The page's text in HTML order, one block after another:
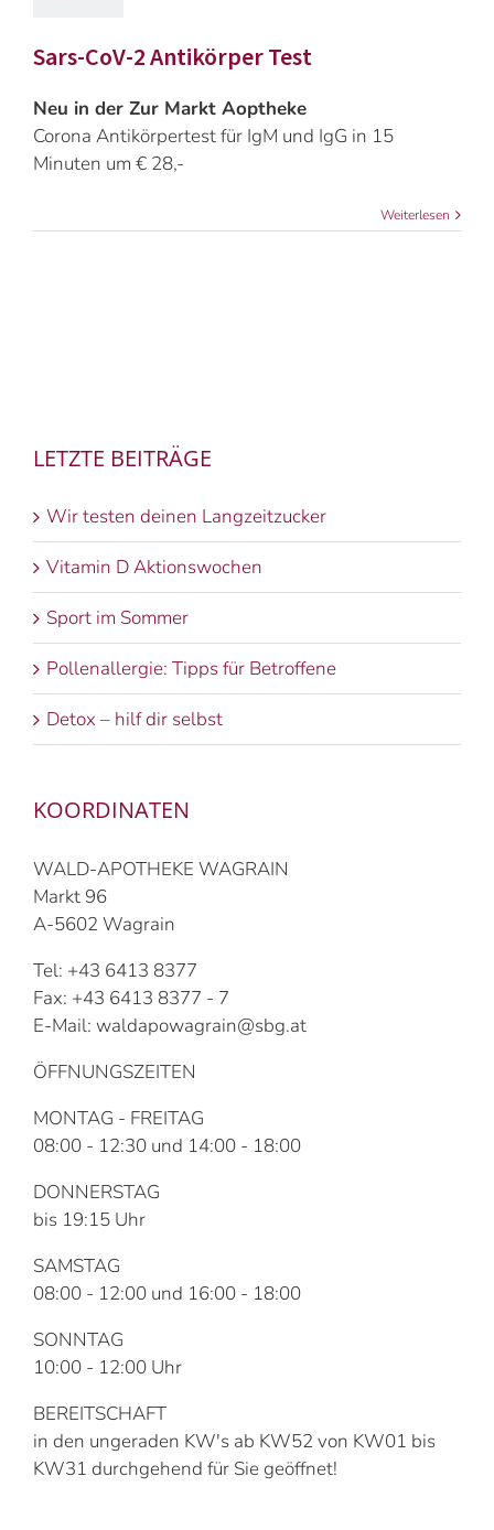
Sars-CoV-2 Antikörper Test
Neu in der Zur Markt Aoptheke
Corona Antikörpertest für IgM und IgG in 15
Minuten um € 28,-
Weiterlesen
LETZTE BEITRÄGE
Wir testen deinen Langzeitzucker
Vitamin D Aktionswochen
Sport im Sommer
Pollenallergie: Tipps für Betroffene
Detox – hilf dir selbst
KOORDINATEN
WALD-APOTHEKE WAGRAIN
Markt 96
A-5602 Wagrain
Tel: +43 6413 8377
Fax: +43 6413 8377 - 7
E-Mail: waldapowagrain@sbg.at
ÖFFNUNGSZEITEN
MONTAG - FREITAG
08:00 - 12:30 und 14:00 - 18:00
DONNERSTAG
bis 19:15 Uhr
SAMSTAG
08:00 - 12:00 und 16:00 - 18:00
SONNTAG
10:00 - 12:00 Uhr
BEREITSCHAFT
in den ungeraden KW's ab KW52 von KW01 bis
KW31 durchgehend für Sie geöffnet!